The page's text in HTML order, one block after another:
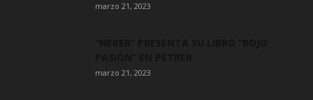
marzo 21, 2023
marzo 21, 2023